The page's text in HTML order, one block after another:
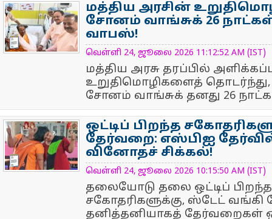
NewsIcon
மத்திய அரசின்
சோனம் வாங்சுக் 26
வாபஸ்!
வெள்ளி 24, ஜூலை 2026 11:12:52 AM (IST)
மத்திய அரசு தரப்பில்
உறுதிமொழிகளைத்
சோனம் வாங்சுக் தனது 26
NewsIcon
ஒட்டிப் பிறந்த
தேர்வறை: எஸ்பிஐ
வினோதச் சிக்கல்!
வெள்ளி 24, ஜூலை 2026 10:15:50 AM (IST)
தலையோடு தலை ஒட்டிப்
சகோதரிகளுக்கு, ஸ்டேட் வங்கி
தனித்தனியாகத் தேர்வறைகள்